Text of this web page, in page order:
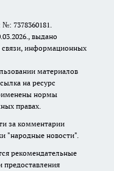
7378360181.
выдано
связи, информационных
материалов
на ресурс
нормы
правах.
за комментарии
"народные новости".
рекомендательные